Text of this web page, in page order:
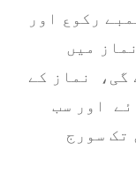
رکوع اور
میں
گی، نماز کے
اور سب
تک سورج